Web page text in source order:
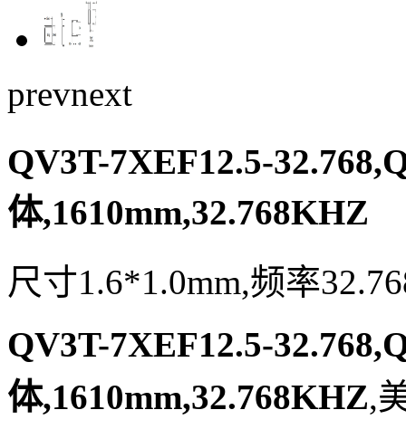
prevnext
QV3T-7XEF12.5-
体,1610mm,32.768KHZ
尺寸1.6*1.0mm,频率
QV3T-7XEF12.5-
体,1610mm,32.768KHZ,